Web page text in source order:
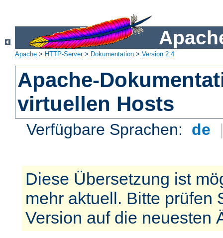
Apache > HTTP-Server> Dokumentation > Version 2.4
Apache-
virtuellen Hosts
Verfügbare Sprachen: de
Diese Übersetzung ist
mehr aktuell. Bitte prüfen
Version auf die neuesten